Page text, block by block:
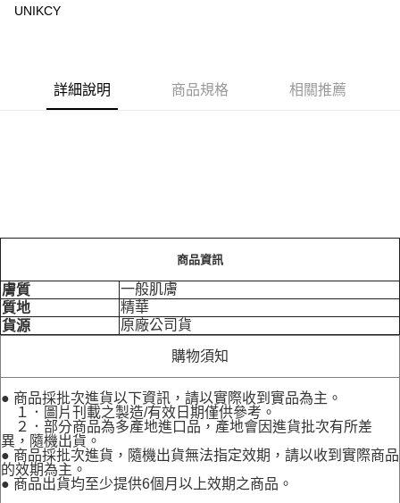
7-11取貨付款［需3-5個工作天不含預購商品］
UNIKCY
詳細說明 商品規格 相關推薦
商品資訊
膚質
一般肌膚
質地
精華
貨源
原廠公司貨
購物須知
● 商品採批次進貨以下資訊，請以實際收到實品為主。
１．圖片刊載之製造/有效日期僅供參考。
２．部分商品為多產地進口品，產地會因進貨批次有所差
異，隨機出貨。
● 商品採批次進貨，隨機出貨無法指定效期，請以收到實際商品
的效期為主。
● 商品出貨均至少提供6個月以上效期之商品。